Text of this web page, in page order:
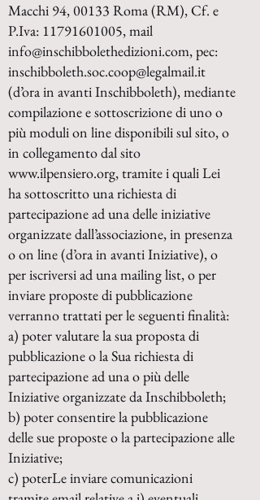
Macchi 94, 00133 Roma (RM),Cf. e
P.Iva: 11791601005,mail
info@inschibbolethedizioni.com, pec:
inschibboleth.soc.coop@legalmail.it
(d’ora in avanti Inschibboleth), mediante
compilazione e sottoscrizione di uno o
più moduli on line disponibili sul sito, o
in collegamento dal sito
www.ilpensiero.org, tramite i quali Lei
ha sottoscritto una richiesta di
partecipazione ad una delle iniziative
organizzate dall’associazione, in presenza
o on line (d’ora in avanti Iniziative), o
per iscriversi ad una mailing list, o per
inviare proposte di pubblicazione
verranno trattati per le seguenti finalità:
a) poter valutare la sua proposta di
pubblicazione o la Sua richiesta di
partecipazione ad una o più delle
Iniziative organizzate da Inschibboleth;
b) poter consentire la pubblicazione
delle sue proposte o la partecipazione alle
Iniziative;
c) poterLe inviare comunicazioni